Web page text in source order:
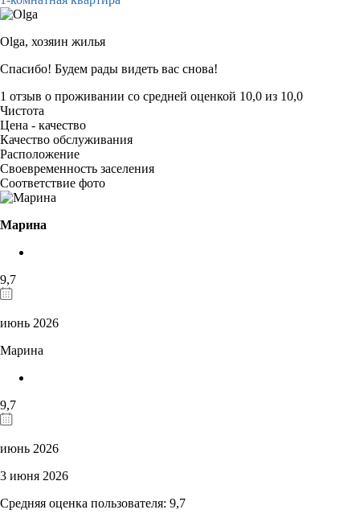
Olga, хозяин жилья
Спасибо! Будем рады видеть вас снова!
1 отзыв о проживании со средней оценкой 10,0 из 10,0
Чистота
Цена - качество
Качество обслуживания
Расположение
Своевременность заселения
Соответствие фото
Марина
9,7
июнь 2026
Марина
9,7
июнь 2026
3 июня 2026
Средняя оценка пользователя: 9,7